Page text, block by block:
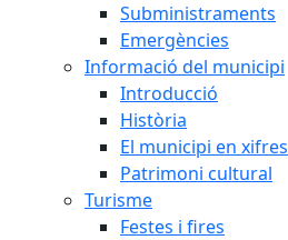
Subministraments
Emergències
Informació del municipi
Introducció
Història
El municipi en xifres
Patrimoni cultural
Turisme
Festes i fires